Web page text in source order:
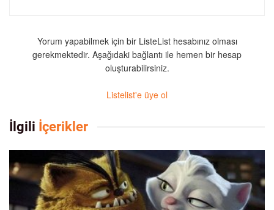
Yorum yapabilmek için bir ListeList hesabınız olması
gerekmektedir. Aşağıdaki bağlantı ile hemen bir hesap
oluşturabilirsiniz.
Listelist'e üye ol
İlgili İçerikler